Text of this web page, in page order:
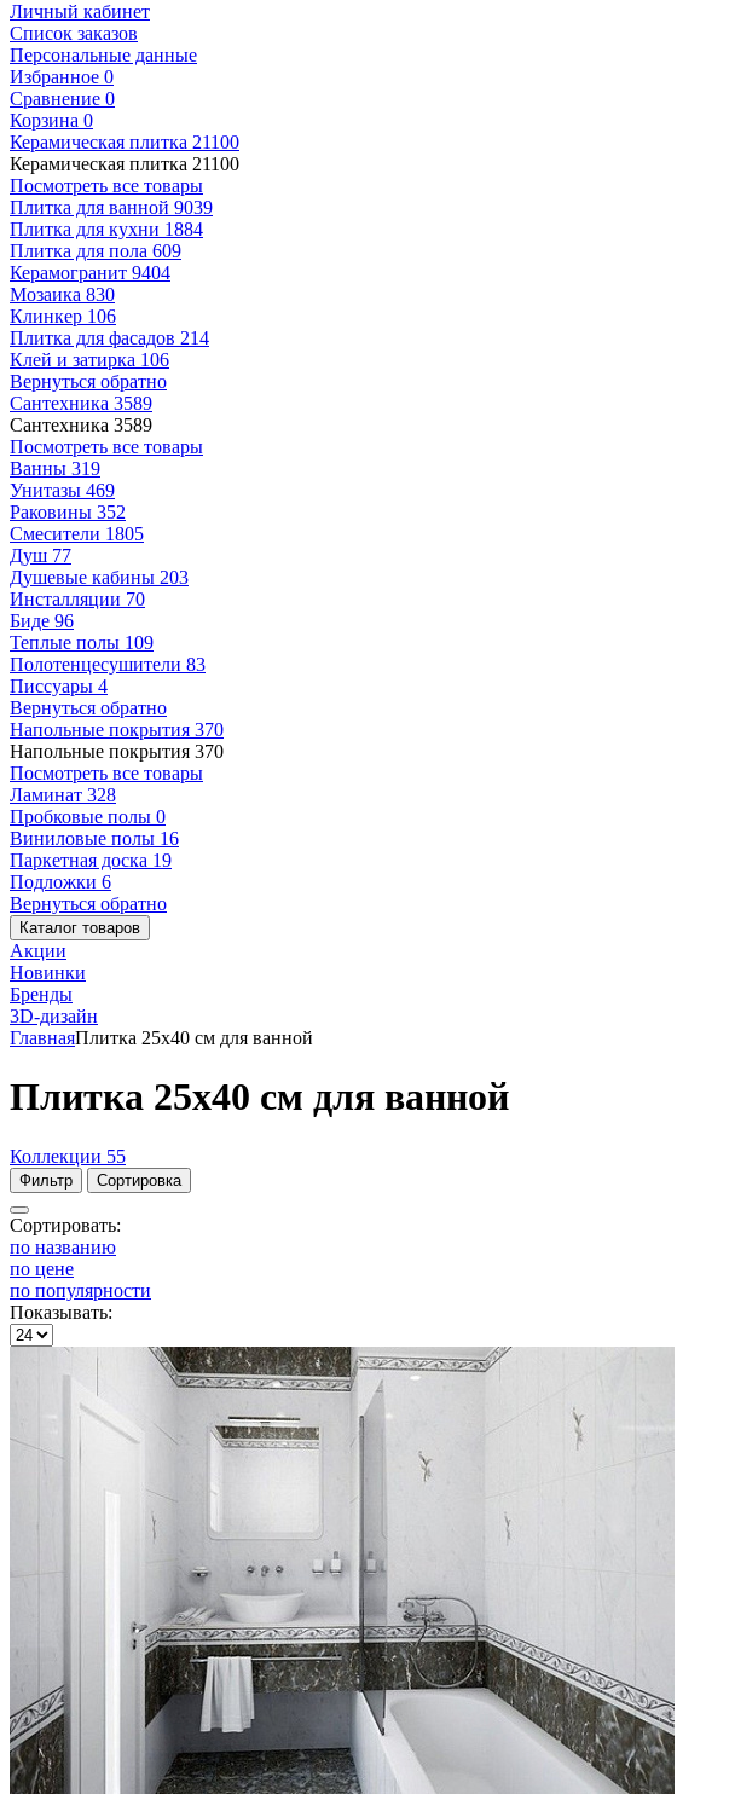
Личный кабинет
Список заказов
Персональные данные
Избранное 0
Сравнение 0
Корзина 0
Керамическая плитка 21100
Керамическая плитка 21100
Посмотреть все товары
Плитка для ванной 9039
Плитка для кухни 1884
Плитка для пола 609
Керамогранит 9404
Мозаика 830
Клинкер 106
Плитка для фасадов 214
Клей и затирка 106
Вернуться обратно
Сантехника 3589
Сантехника 3589
Посмотреть все товары
Ванны 319
Унитазы 469
Раковины 352
Смесители 1805
Душ 77
Душевые кабины 203
Инсталляции 70
Биде 96
Теплые полы 109
Полотенцесушители 83
Писсуары 4
Вернуться обратно
Напольные покрытия 370
Напольные покрытия 370
Посмотреть все товары
Ламинат 328
Пробковые полы 0
Виниловые полы 16
Паркетная доска 19
Подложки 6
Вернуться обратно
Каталог товаров
Акции
Новинки
Бренды
3D-дизайн
ГлавнаяПлитка 25x40 см для ванной
Плитка 25x40 см для ванной
Коллекции 55
Фильтр Сортировка
Сортировать:
по названию
по цене
по популярности
Показывать: